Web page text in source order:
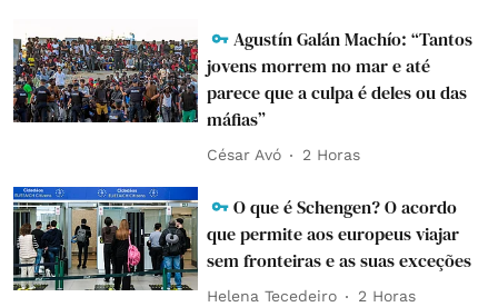
Agustín Galán Machío: “Tantos
jovens morrem no mar e até
parece que a culpa é deles ou das
máfias”
César Avó 2 Horas
O que é Schengen? O acordo
que permite aos europeus viajar
sem fronteiras e as suas exceções
Helena Tecedeiro 2 Horas